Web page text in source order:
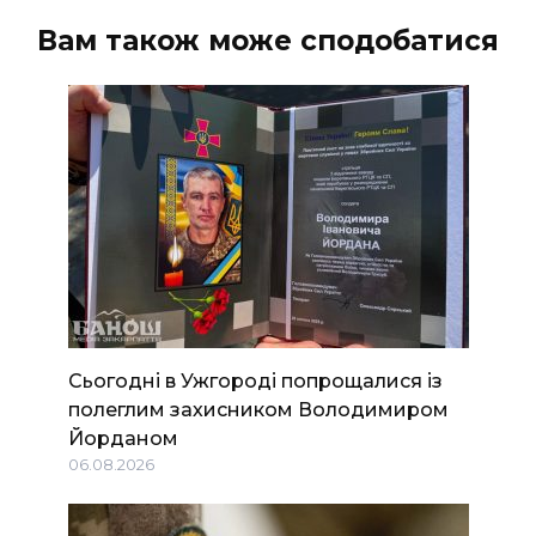
Вам також може сподобатися
Сьогодні в Ужгороді попрощалися із
полеглим захисником Володимиром
Йорданом
06.08.2026